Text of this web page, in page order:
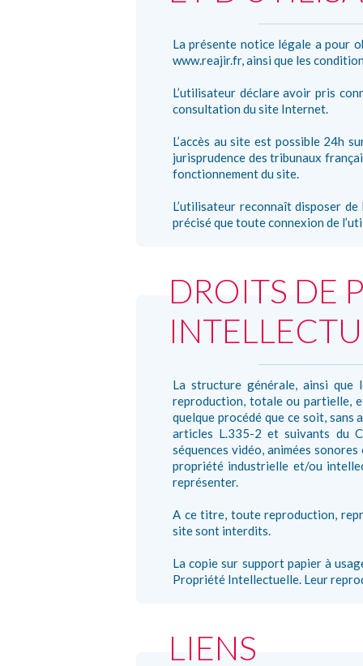
La présente notice légale a pour
www.reajir.fr, ainsi que les
L’utilisateur déclare avoir pris
consultation du site Internet.
L’accès au site est possible 24h
jurisprudence des tribunaux
fonctionnement du site.
L’utilisateur reconnaît disposer
précisé que toute connexion de
DROITS DE
La structure générale, ainsi
reproduction, totale ou partielle,
quelque procédé que ce soit,
articles L.335-2 et suivants du
séquences vidéo, animées
propriété industrielle et/ou
représenter.
A ce titre, toute reproduction,
site sont interdits.
La copie sur support papier à
Propriété Intellectuelle. Leur
LIENS